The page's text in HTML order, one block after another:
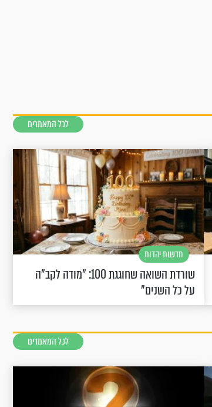
לכל המאמרים
חדשות יהדות
שורדת השואה שחוגגת 100: "מודה לקב"ה
על כל השנים"
לכל המאמרים